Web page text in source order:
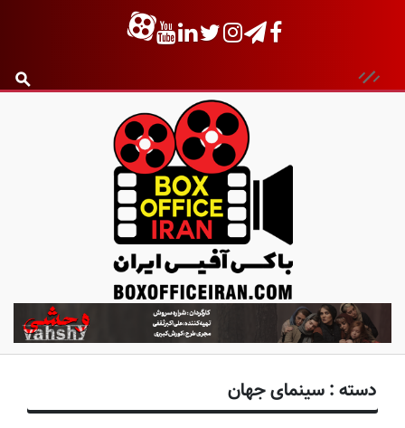
ب
ا
ک
آ
ف
دسته :سینمای جهان